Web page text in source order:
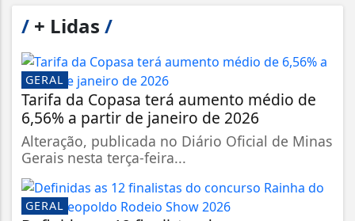
/ + Lidas /
GERAL
Tarifa da Copasa terá aumento médio de
6,56% a partir de janeiro de 2026
Alteração, publicada no Diário Oficial de Minas
Gerais nesta terça-feira...
GERAL